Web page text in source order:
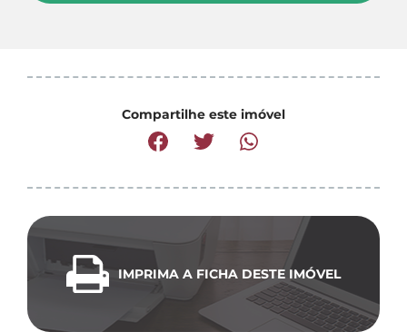
Compartilhe este imóvel
IMPRIMA A FICHA DESTE IMÓVEL